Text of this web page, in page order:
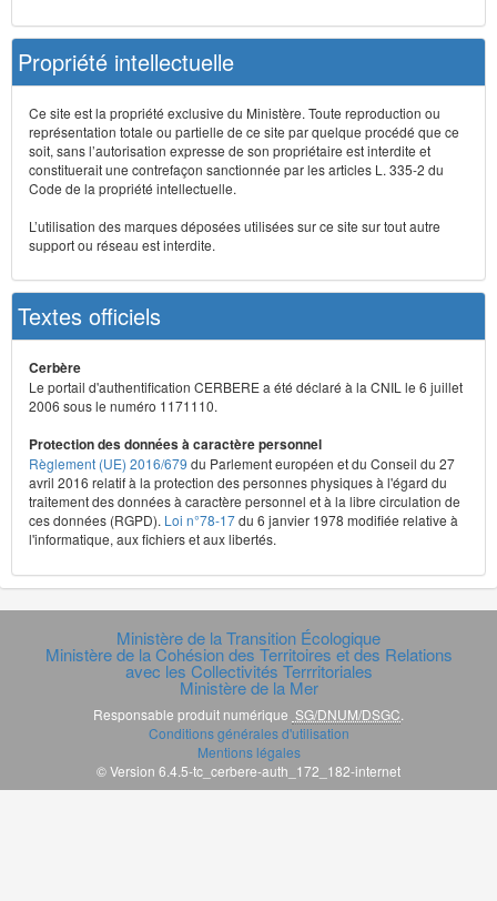
Propriété intellectuelle
Ce site est la propriété exclusive du Ministère. Toute reproduction ou
représentation totale ou partielle de ce site par quelque procédé que ce
soit, sans l’autorisation expresse de son propriétaire est interdite et
constituerait une contrefaçon sanctionnée par les articles L. 335-2 du
Code de la propriété intellectuelle.
L’utilisation des marques déposées utilisées sur ce site sur tout autre
support ou réseau est interdite.
Textes officiels
Cerbère
Le portail d'authentification CERBERE a été déclaré à la CNIL le 6 juillet
2006 sous le numéro 1171110.
Protection des données à caractère personnel
Règlement (UE) 2016/679 du Parlement européen et du Conseil du 27
avril 2016 relatif à la protection des personnes physiques à l'égard du
traitement des données à caractère personnel et à la libre circulation de
ces données (RGPD). Loi n°78-17du 6 janvier 1978 modifiée relative à
l'informatique, aux fichiers et aux libertés.
Ministère de la Transition Écologique
Ministère de la Cohésion des Territoires et des Relations
avec les Collectivités Terrritoriales
Ministère de la Mer
Responsable produit numérique SG/DNUM/DSGC
Conditions générales d'utilisation
Mentions légales
© Version 6.4.5-tc_cerbere-auth_172_182-internet